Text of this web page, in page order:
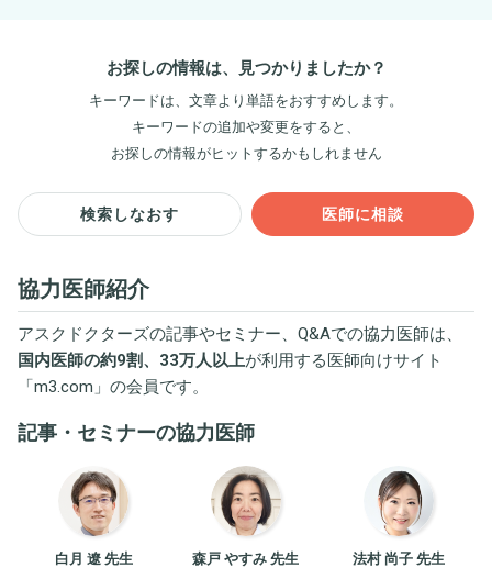
お探しの情報は、見つかりましたか？
キーワードは、文章より単語をおすすめします。
キーワードの追加や変更をすると、
お探しの情報がヒットするかもしれません
検索しなおす 医師に相談
協力医師紹介
アスクドクターズの記事やセミナー、Q&Aでの協力医師は、
国内医師の約9割、33万人以上が利用する医師向けサイト
「m3.com 」の会員です。
記事・セミナーの協力医師
白月 遼 先生 森戸 やすみ 先生 法村 尚子 先生